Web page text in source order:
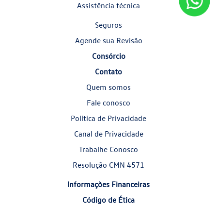
Assistência técnica
Seguros
Agende sua Revisão
Consórcio
Contato
Quem somos
Fale conosco
Política de Privacidade
Canal de Privacidade
Trabalhe Conosco
Resolução CMN 4571
Informações Financeiras
Código de Ética